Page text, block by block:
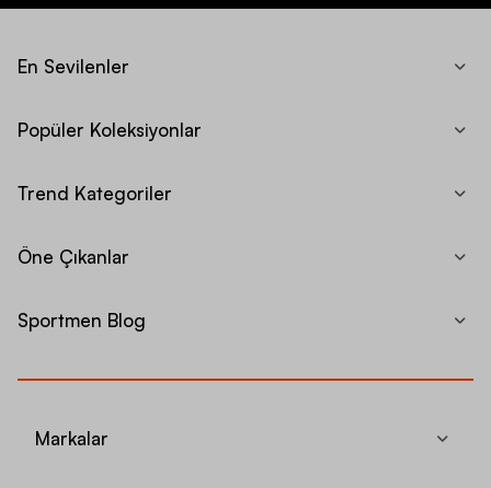
En Sevilenler
Popüler Koleksiyonlar
Trend Kategoriler
Öne Çıkanlar
Sportmen Blog
Markalar